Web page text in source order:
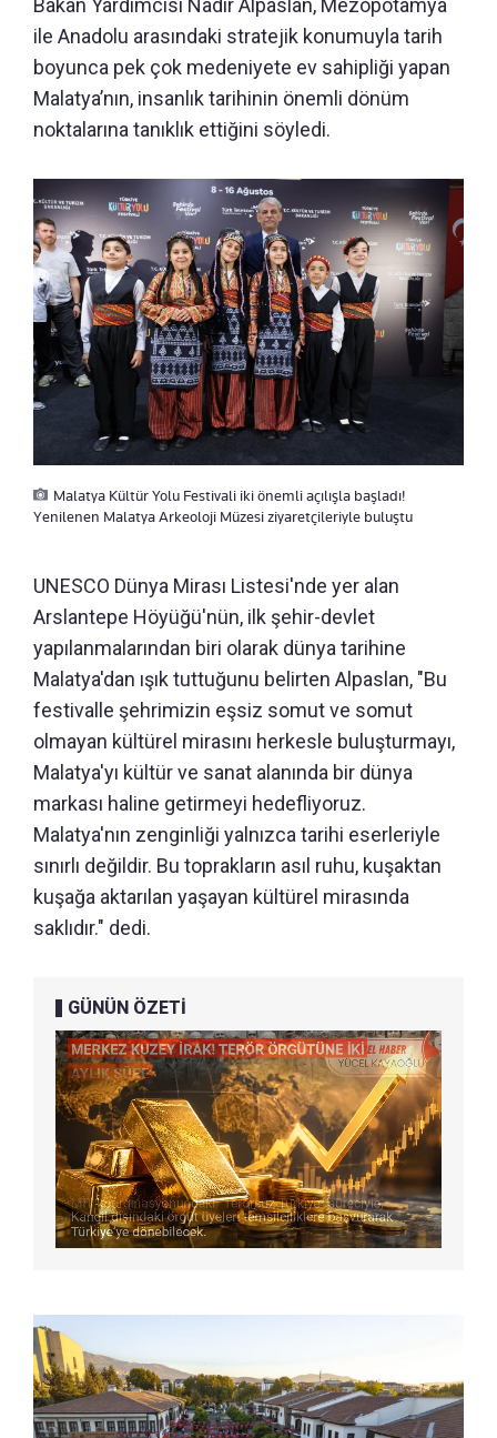
Bakan Yardımcısı Nadir Alpaslan, Mezopotamya
ile Anadolu arasındaki stratejik konumuyla tarih
boyunca pek çok medeniyete ev sahipliği yapan
Malatya’nın, insanlık tarihinin önemli dönüm
noktalarına tanıklık ettiğini söyledi.
Malatya Kültür Yolu Festivali iki önemli açılışla başladı!
Yenilenen Malatya Arkeoloji Müzesi ziyaretçileriyle buluştu
UNESCO Dünya Mirası Listesi'nde yer alan
Arslantepe Höyüğü'nün, ilk şehir-devlet
yapılanmalarından biri olarak dünya tarihine
Malatya'dan ışık tuttuğunu belirten Alpaslan, "Bu
festivalle şehrimizin eşsiz somut ve somut
olmayan kültürel mirasını herkesle buluşturmayı,
Malatya'yı kültür ve sanat alanında bir dünya
markası haline getirmeyi hedefliyoruz.
Malatya'nın zenginliği yalnızca tarihi eserleriyle
sınırlı değildir. Bu toprakların asıl ruhu, kuşaktan
kuşağa aktarılan yaşayan kültürel mirasında
saklıdır." dedi.
GÜNÜN ÖZETİ